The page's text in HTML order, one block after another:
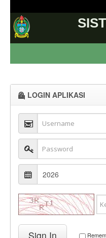
LOGIN APLIKASI
Sign In